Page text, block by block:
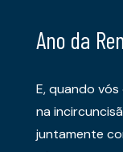
Ano da
E, quando
na
juntamente